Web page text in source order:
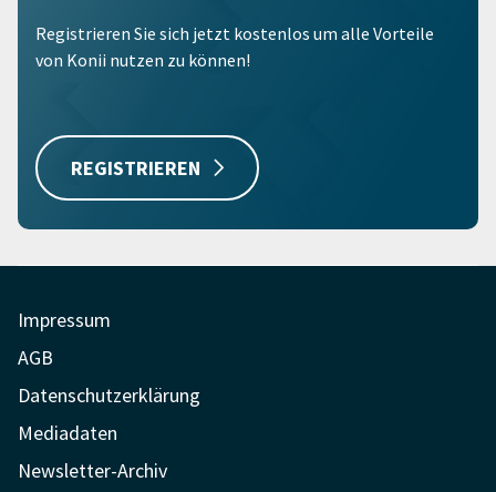
Registrieren Sie sich jetzt kostenlos um alle Vorteile
von Konii nutzen zu können!
REGISTRIEREN
Impressum
AGB
Datenschutzerklärung
Mediadaten
Newsletter-Archiv